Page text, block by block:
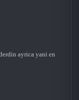
ayrica yani en